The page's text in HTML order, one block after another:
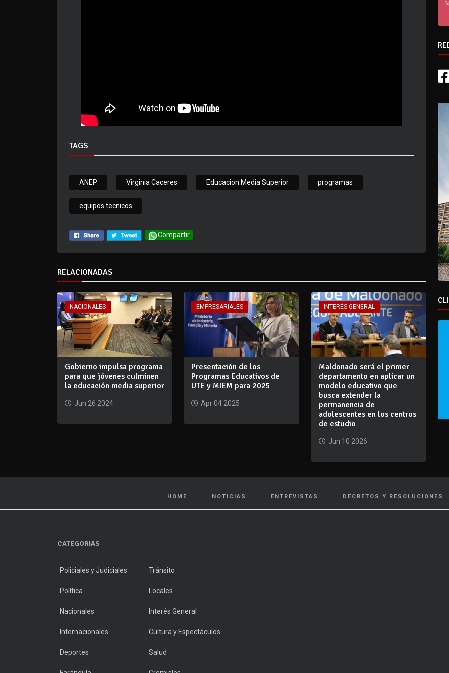
TAGS
ANEP Virginia Caceres Educacion Media Superior programas
equipos tecnicos
Compartir
RELACIONADAS
NACIONALES
Gobierno impulsa programa
para que jóvenes culminen
la educación media superior
Jun 26 2024
EMPRESARIALES
Presentación de los
Programas Educativos de
UTE y MIEM para 2025
Apr 04 2025
INTERÉS GENERAL
Maldonado será el primer
departamento en aplicar un
modelo educativo que
busca extender la
permanencia de
adolescentes en los centros
de estudio
Jun 10 2026
HOME NOTICIAS ENTREVISTAS DECRETOS Y RESOLUCIONES
CATEGORIAS
Policiales y Judiciales Tránsito
Política Locales
Nacionales Interés General
Internacionales Cultura y Espectáculos
Deportes Salud